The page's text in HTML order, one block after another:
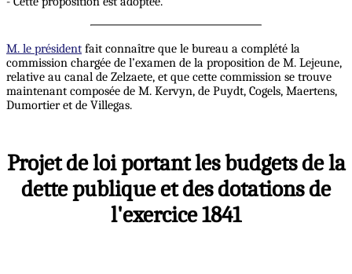
M. le président fait connaître que le bureau a complété la
commission chargée de l’examen de la proposition de M. Lejeune,
relative au canal de Zelzaete, et que cette commission se trouve
maintenant composée de M. Kervyn, de Puydt, Cogels, Maertens,
Dumortier et de Villegas.
Projet de loi portant les budgets de la
dette publique et des dotations de
l'exercice 1841